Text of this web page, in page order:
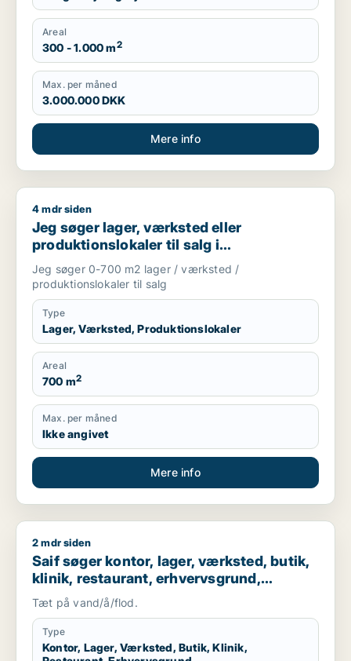
Areal
300 - 1.000 m2
Max. per måned
3.000.000 DKK
Mere info
Jeg søger lager, værksted eller produktionslokaler til salg i
4 mdr siden
Jeg søger lager, værksted eller
produktionslokaler til salg i
Storkøbenhavn
Jeg søger 0-700 m2 lager / værksted /
produktionslokaler til salg
Type
Lager, Værksted, Produktionslokaler
Areal
700 m2
Max. per måned
Ikke angivet
Mere info
Saif søger kontor, lager, værksted, butik, klinik, restaurant,
2 mdr siden
Saif søger kontor, lager, værksted, butik,
klinik, restaurant, erhvervsgrund,
boligudlejningsejendom, hotel,
produktionslokaler eller garage til salg i
Storkøbenhavn
Tæt på vand/å/flod.
Type
Kontor, Lager, Værksted, Butik, Klinik,